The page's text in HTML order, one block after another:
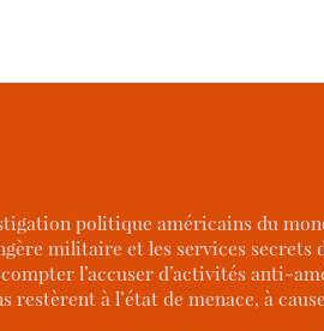
politique américains du
militaire et les services
l’accuser d’activités anti-
restèrent à l’état de menace, à